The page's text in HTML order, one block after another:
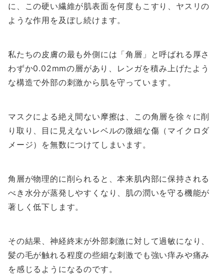
に、この硬い繊維が肌表面を何度もこすり、ヤスリの
ような作用を及ぼし続けます。
私たちの皮膚の最も外側には「角層」と呼ばれる厚さ
わずか0.02mmの層があり、レンガを積み上げたよう
な構造で外部の刺激から肌を守っています。
マスクによる絶え間ない摩擦は、この角層を徐々に削
り取り、目に見えないレベルの微細な傷（マイクロダ
メージ）を無数につけてしまいます。
角層が物理的に削られると、本来肌内部に保持される
べき水分が蒸発しやすくなり、肌の潤いを守る機能が
著しく低下します。
その結果、神経終末が外部刺激に対して過敏になり、
髪の毛が触れる程度の些細な刺激でも強い痒みや痛み
を感じるようになるのです。